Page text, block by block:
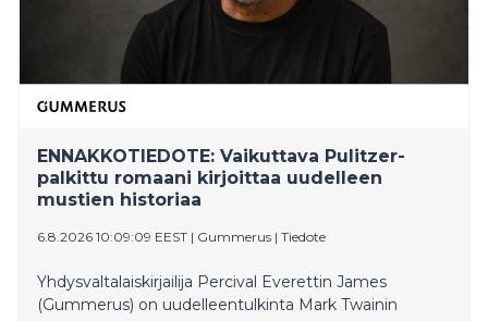
ENNAKKOTIEDOTE: Vaikuttava Pulitzer-
palkittu romaani kirjoittaa uudelleen
mustien historiaa
6.8.2026 10:09:09 EEST | Gummerus | Tiedote
Yhdysvaltalaiskirjailija Percival Everettin James
(Gummerus) on uudelleentulkinta Mark Twainin